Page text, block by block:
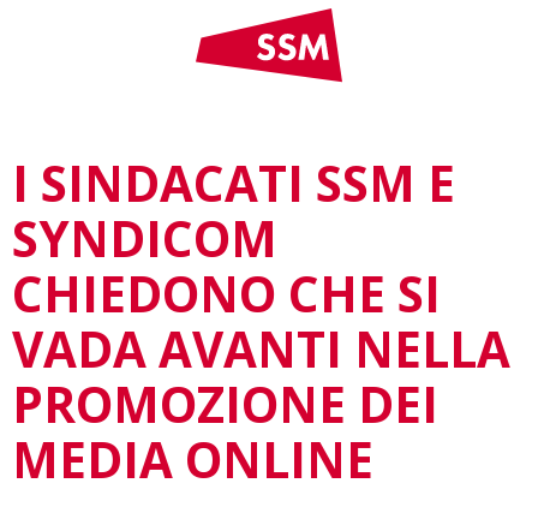
I SINDACATI SSM E
SYNDICOM
CHIEDONO CHE SI
VADA AVANTI NELLA
PROMOZIONE DEI
MEDIA ONLINE